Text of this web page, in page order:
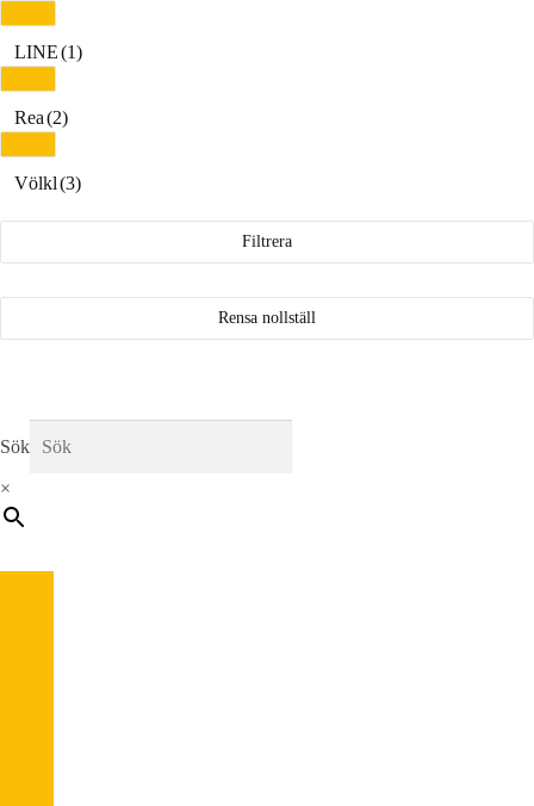
LINE(1)
Rea(2)
Völkl(3)
Filtrera
Rensa nollställ
Sök
×